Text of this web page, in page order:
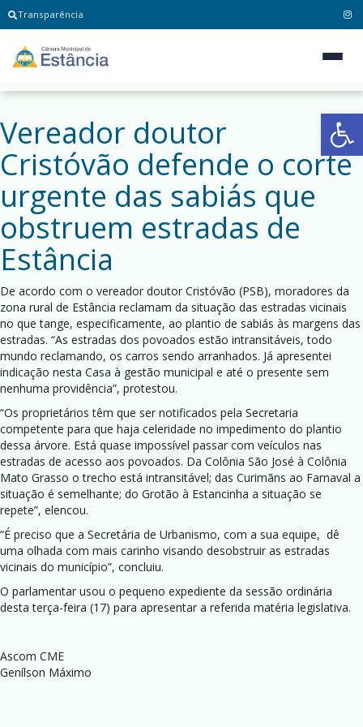
Transparência
Vereador doutor
Cristóvão defende o corte
urgente das sabiás que
obstruem estradas de
Estância
De acordo com o vereador doutor Cristóvão (PSB), moradores da
zona rural de Estância reclamam da situação das estradas vicinais
no que tange, especificamente, ao plantio de sabiás às margens das
estradas. “As estradas dos povoados estão intransitáveis, todo
mundo reclamando, os carros sendo arranhados. Já apresentei
indicação nesta Casa à gestão municipal e até o presente sem
nenhuma providência”, protestou.
“Os proprietários têm que ser notificados pela Secretaria
competente para que haja celeridade no impedimento do plantio
dessa árvore. Está quase impossível passar com veículos nas
estradas de acesso aos povoados. Da Colônia São José à Colônia
Mato Grasso o trecho está intransitável; das Curimãns ao Farnaval a
situação é semelhante; do Grotão à Estancinha a situação se
repete”, elencou.
“É preciso que a Secretária de Urbanismo, com a sua equipe, dê
uma olhada com mais carinho visando desobstruir as estradas
vicinais do município”, concluiu.
O parlamentar usou o pequeno expediente da sessão ordinária
desta terça-feira (17) para apresentar a referida matéria legislativa.
Ascom CME
Genílson Máximo